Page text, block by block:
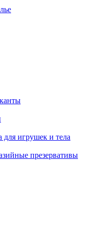
игрушек и тела
презервативы